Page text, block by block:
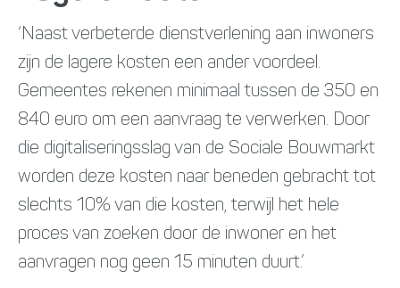
‘Naast verbeterde dienstverlening aan inwoners
zijn de lagere kosten een ander voordeel.
Gemeentes rekenen minimaal tussen de 350 en
840 euro om een aanvraag te verwerken. Door
die digitaliseringsslag van de Sociale Bouwmarkt
worden deze kosten naar beneden gebracht tot
slechts 10% van die kosten, terwijl het hele
proces van zoeken door de inwoner en het
aanvragen nog geen 15 minuten duurt.’